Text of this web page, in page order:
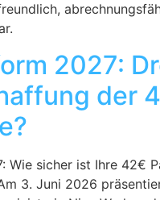
2027:
der
Wie sicher ist Ihre 42€
3. Juni 2026